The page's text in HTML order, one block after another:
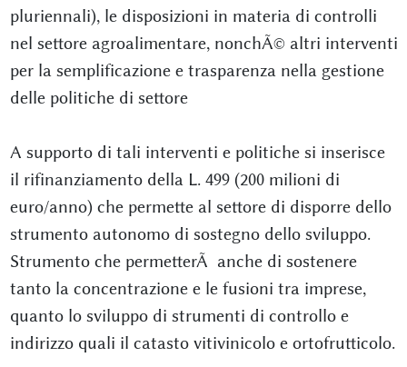
pluriennali), le disposizioni in materia di controlli
nel settore agroalimentare, nonchÃ© altri interventi
per la semplificazione e trasparenza nella gestione
delle politiche di settore
A supporto di tali interventi e politiche si inserisce
il rifinanziamento della L. 499 (200 milioni di
euro/anno) che permette al settore di disporre dello
strumento autonomo di sostegno dello sviluppo.
Strumento che permetterÃ anche di sostenere
tanto la concentrazione e le fusioni tra imprese,
quanto lo sviluppo di strumenti di controllo e
indirizzo quali il catasto vitivinicolo e ortofrutticolo.